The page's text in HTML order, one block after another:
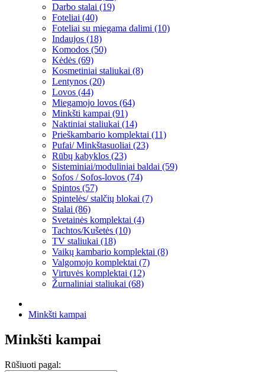
Darbo stalai (19)
Foteliai (40)
Foteliai su miegama dalimi (10)
Indaujos (18)
Komodos (50)
Kėdės (69)
Kosmetiniai staliukai (8)
Lentynos (20)
Lovos (44)
Miegamojo lovos (64)
Minkšti kampai (91)
Naktiniai staliukai (14)
Prieškambario komplektai (11)
Pufai/ Minkštasuoliai (23)
Rūbų kabyklos (23)
Sisteminiai/moduliniai baldai (59)
Sofos / Sofos-lovos (74)
Spintos (57)
Spintelės/ stalčių blokai (7)
Stalai (86)
Svetainės komplektai (4)
Tachtos/Kušetės (10)
TV staliukai (18)
Vaikų kambario komplektai (8)
Valgomojo komplektai (7)
Virtuvės komplektai (12)
Žurnaliniai staliukai (68)
Minkšti kampai
Minkšti kampai
Rūšiuoti pagal: